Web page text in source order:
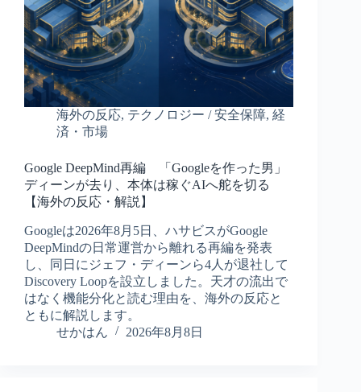
海外の反応, テクノロジー / 安全保障, 経
済・市場
Google DeepMind再編 「Googleを作った男」
ディーンが去り、本体は稼ぐAIへ舵を切る
【海外の反応・解説】
Googleは2026年8月5日、ハサビスがGoogle
DeepMindの日常運営から離れる再編を発表
し、同日にジェフ・ディーンら4人が退社して
Discovery Loopを設立しました。天才の流出で
はなく機能分化と読む理由を、海外の反応と
ともに解説します。
せかはん
2026年8月8日